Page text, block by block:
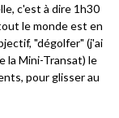
c'est à dire 1h30
le monde est en
"dégolfer" (j'ai
la Mini-Transat) le
pour glisser au